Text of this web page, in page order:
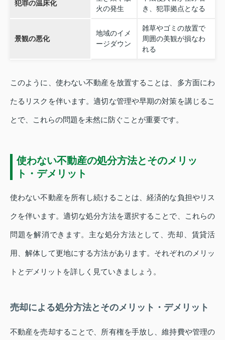
犯罪の温床化
火の発生
き、犯罪拠点となる
景観の悪化
地域のイメ
ージダウン
雑草やゴミの放置で
周囲の美観が損なわ
れる
このように、使わない不動産を放置することは、多方面にわ
たるリスクを伴います。適切な管理や早期の対策を講じるこ
とで、これらの問題を未然に防ぐことが重要です。
使わない不動産の処分方法とそのメリッ
ト・デメリット
使わない不動産を所有し続けることは、経済的な負担やリス
クを伴います。適切な処分方法を選択することで、これらの
問題を解消できます。主な処分方法として、売却、賃貸活
用、解体して更地にする方法があります。それぞれのメリッ
トとデメリットを詳しく見ていきましょう。
売却による処分方法とそのメリット・デメリット
不動産を売却することで、所有権を手放し、維持費や管理の